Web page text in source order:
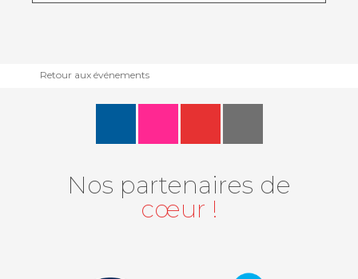
Retour aux événements
Nos partenaires de
cœur !